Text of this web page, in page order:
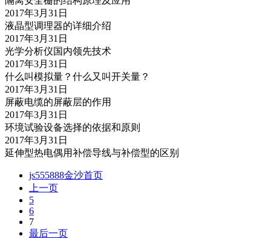
2017年3月31日
液晶型调理器的详细介绍
2017年3月31日
光学分析仪国内领先技术
2017年3月31日
什么叫模拟量？什么又叫开关量？
2017年3月31日
屏蔽电缆的屏蔽层的作用
2017年3月31日
环境试验设备选择的依据和原则
2017年3月31日
延伸型热电偶用补偿导线与补偿型的区别
js555888金沙首页
上一页
5
6
7
最后一页